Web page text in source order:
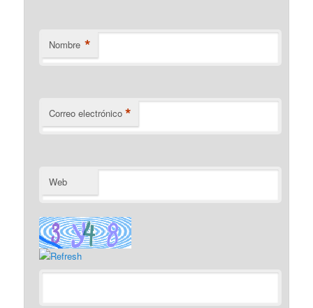
Nombre *
Correo electrónico *
Web